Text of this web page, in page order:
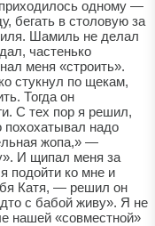
приходилось одному —
бегать в столовую за
Шамиль не делал
частенько
меня «строить».
стукнул по щекам,
Тогда он
С тех пор я решил,
похохатывал надо
жопа,» —
И щипал меня за
подойти ко мне и
Катя, — решил он
с бабой живу». Я не
нашей «совместной»